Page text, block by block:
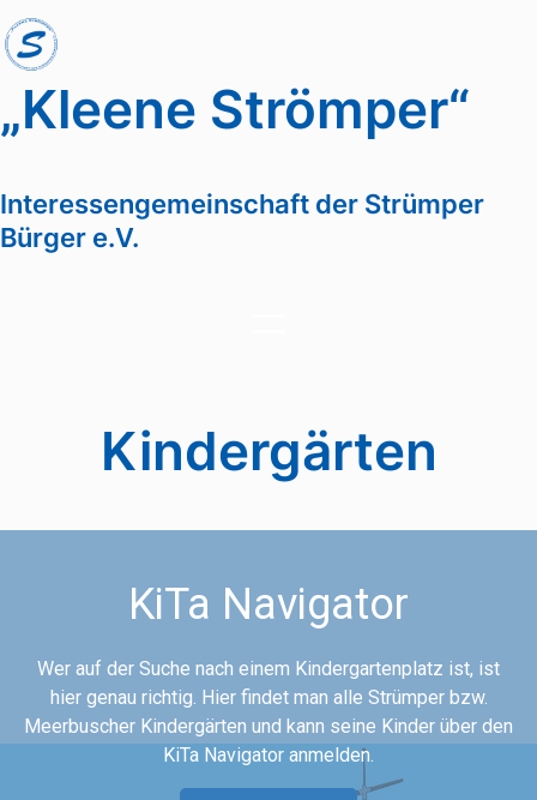
Zum
Inhalt
springen
„Kleene Strömper“
Interessengemeinschaft der Strümper
Bürger e.V.
Kindergärten
KiTa Navigator
Wer auf der Suche nach einem Kindergartenplatz ist, ist
hier genau richtig. Hier findet man alle Strümper bzw.
Meerbuscher Kindergärten und kann seine Kinder über den
KiTa Navigator anmelden.